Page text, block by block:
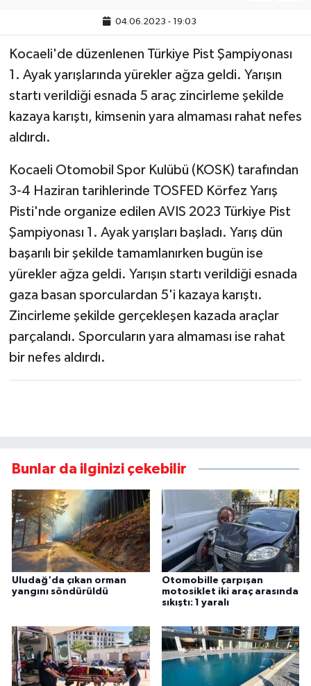
04.06.2023 - 19:03
Kocaeli'de düzenlenen Türkiye Pist Şampiyonası
1. Ayak yarışlarında yürekler ağza geldi. Yarışın
startı verildiği esnada 5 araç zincirleme şekilde
kazaya karıştı, kimsenin yara almaması rahat nefes
aldırdı.
Kocaeli Otomobil Spor Kulübü (KOSK) tarafından
3-4 Haziran tarihlerinde TOSFED Körfez Yarış
Pisti'nde organize edilen AVIS 2023 Türkiye Pist
Şampiyonası 1. Ayak yarışları başladı. Yarış dün
başarılı bir şekilde tamamlanırken bugün ise
yürekler ağza geldi. Yarışın startı verildiği esnada
gaza basan sporculardan 5'i kazaya karıştı.
Zincirleme şekilde gerçekleşen kazada araçlar
parçalandı. Sporcuların yara almaması ise rahat
bir nefes aldırdı.
Bunlar da ilginizi çekebilir
Uludağ'da çıkan orman
yangını söndürüldü
Otomobille çarpışan
motosiklet iki araç arasında
sıkıştı: 1 yaralı
Resmi ilanlar